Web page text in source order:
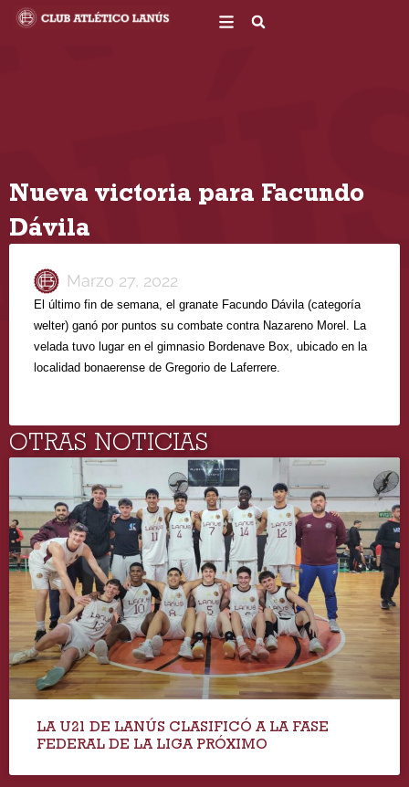
Nueva victoria para Facundo
Dávila
Marzo 27, 2022
El último fin de semana, el granate Facundo Dávila (categoría
welter) ganó por puntos su combate contra Nazareno Morel. La
velada tuvo lugar en el gimnasio Bordenave Box, ubicado en la
localidad bonaerense de Gregorio de Laferrere.
OTRAS NOTICIAS
LA U21 DE LANÚS CLASIFICÓ A LA FASE
FEDERAL DE LA LIGA PRÓXIMO